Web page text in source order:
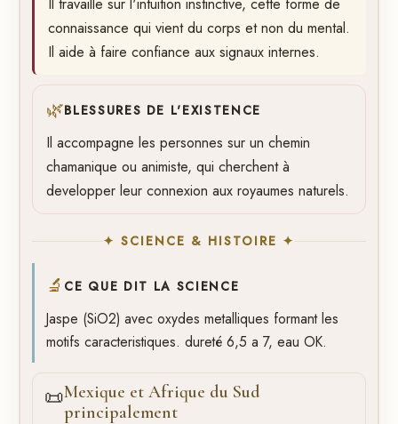
Il travaille sur l'intuition instinctive, cette forme de
connaissance qui vient du corps et non du mental.
Il aide à faire confiance aux signaux internes.
🌿BLESSURES DE L'EXISTENCE
Il accompagne les personnes sur un chemin
chamanique ou animiste, qui cherchent à
developper leur connexion aux royaumes naturels.
✦ SCIENCE & HISTOIRE ✦
🔬 CE QUE DIT LA SCIENCE
Jaspe (SiO2) avec oxydes metalliques formant les
motifs caracteristiques. dureté 6,5 a 7, eau OK.
📜Mexique et Afrique du Sud
principalement